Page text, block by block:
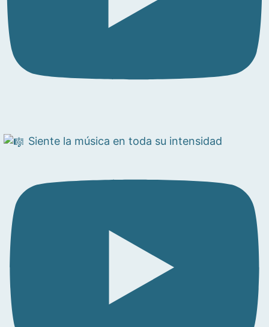
Siente la música en toda su intensidad